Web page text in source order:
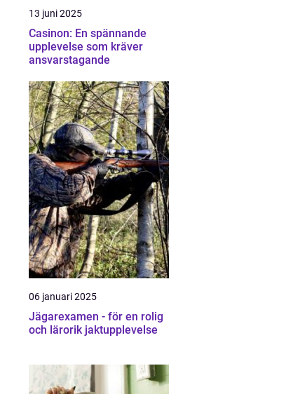
13 juni 2025
Casinon: En spännande
upplevelse som kräver
ansvarstagande
06 januari 2025
Jägarexamen - för en rolig
och lärorik jaktupplevelse